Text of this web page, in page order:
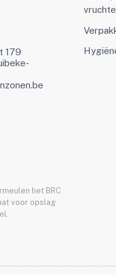
179
het BRC
voor opslag